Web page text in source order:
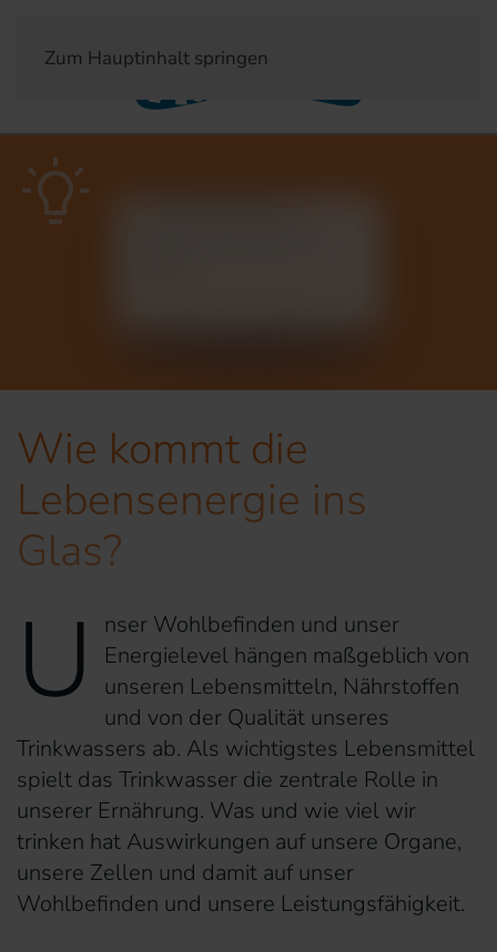
Zum Hauptinhalt springen
Wie kommt die
Lebensenergie ins
Glas?
U
nser Wohlbefinden und unser
Energielevel hängen maßgeblich von
unseren Lebensmitteln, Nährstoffen
und von der Qualität unseres
Trinkwassers ab. Als wichtigstes Lebensmittel
spielt das Trinkwasser die zentrale Rolle in
unserer Ernährung. Was und wie viel wir
trinken hat Auswirkungen auf unsere Organe,
unsere Zellen und damit auf unser
Wohlbefinden und unsere Leistungsfähigkeit.